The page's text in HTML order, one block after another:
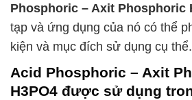
Phosphoric – Axit Phosphoric
tạp và ứng dụng của nó có thể
kiện và mục đích sử dụng cụ thể.
Acid Phosphoric – Axit
H3PO4 được sử dụng